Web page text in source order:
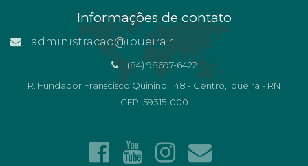
Informações de contato
administracao@ipueira.rn.gov.br
(84) 98697-6422
R. Fundador Franscisco Quinino, 148 - Centro, Ipueira - RN
CEP: 59315-000